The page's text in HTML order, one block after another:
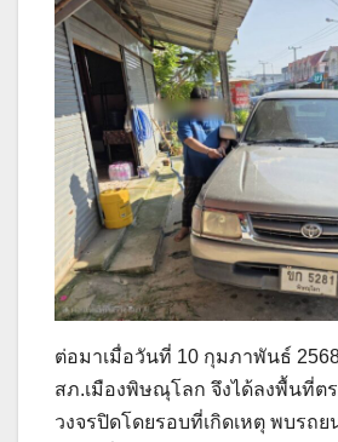
ต่อมาเมื่อวันที่ 10 กุมภาพันธ์
สภ.เมืองพิษณุโลก จึงได้ลงพื้นที่ต
วงจรปิดโดยรอบที่เกิดเหตุ พบรถย